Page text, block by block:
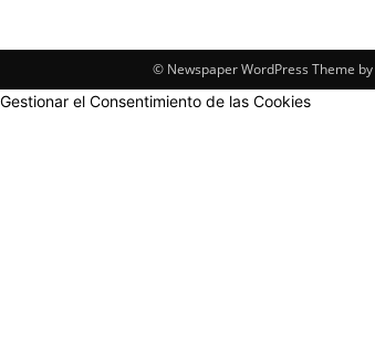
© Newspaper WordPress Theme
Gestionar el Consentimiento de las Cookies